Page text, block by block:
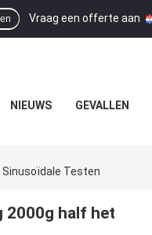
Vraag een offerte aan |
NIEUWS GEVALLEN
Testen
2000g half het